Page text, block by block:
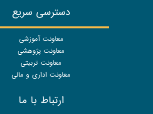
دسترسی سریع
معاونت آموزشی
معاونت پژوهشی
معاونت تربیتی
معاونت اداری و مالی
ارتباط با ما